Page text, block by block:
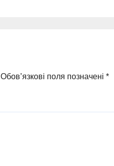
Обов’язкові поля позначені *